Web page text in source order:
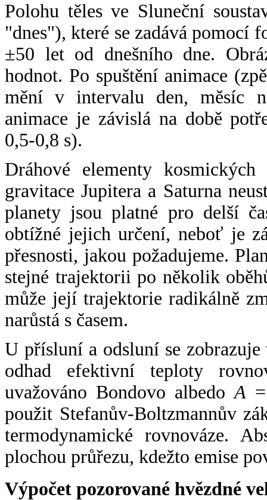
Polohu těles ve Sluneční
"dnes"), které se zadává pomocí
±50 let od dnešního dne.
hodnot. Po spuštění animace
mění v intervalu den, měsíc
animace je závislá na době
0,5-0,8 s).
Dráhové elementy
gravitace Jupitera a Saturna
planety jsou platné pro delší
obtížné jejich určení, neboť je
přesnosti, jakou požadujeme.
stejné trajektorii po několik
může její trajektorie radikálně
narůstá s časem.
U přísluní a odsluní se
odhad efektivní teploty
uvažováno Bondovo albedoA
použit Stefanův-Boltzmannův
termodynamické rovnováze.
plochou průřezu, kdežto emise
Výpočet pozorované hvězdné